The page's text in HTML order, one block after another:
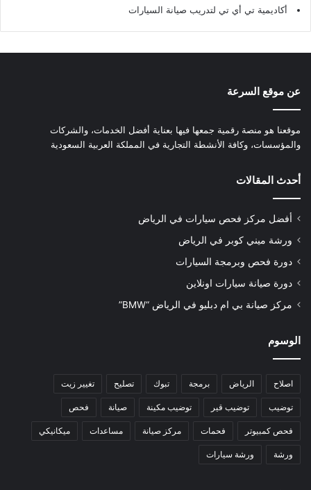
أكاديمية تي أي تي لتدريب صيانة السيارات
عن موقع السرعة
موقعنا هو منصة رقمية جمعها فيها بعناية أفضل الخدمات، والشركات
والمؤسسات، وكافة الأنشطة التجارية في المملكة العربية السعودية
أحدث المقالات
أفضل مركز فحص سيارات في الرياض
ورشة ميني كوبر في الرياض
دورة فحص وبرمجة السيارات
دورة صيانة سيارات اونلاين
مركز صيانة بي ام دبليو في الرياض “BMW”
الوسوم
اصلاح الرياض برمجة تبوك تصليح تغيير زيت
توضيب توضيب قير توضيب مكينة صيانة فحص
فحص كمبيوتر فحمات مركز صيانة مساعدات ميكانيكي
ورشة ورشة سيارات